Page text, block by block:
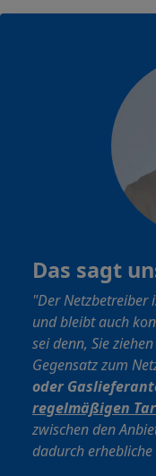
Das sagt
"Der Netzbetreiber
und bleibt auch
sei denn, Sie
Gegensatz zum
oder
regelmäßigen
zwischen den
dadurch